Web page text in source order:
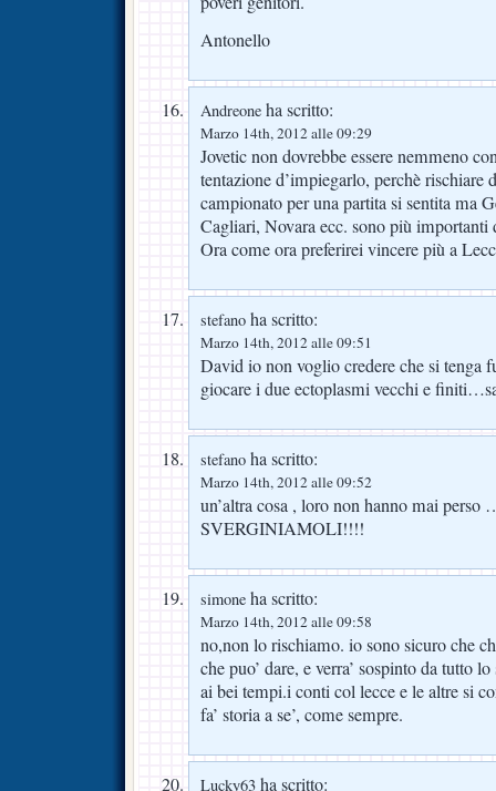
Antonello
Andreone ha scritto:
Marzo 14th, 2012 alle 09:29
Jovetic non dovrebbe essere nemmeno
tentazione d’impiegarlo, perchè rischiare
campionato per una partita si sentita ma
Cagliari, Novara ecc. sono più importanti
Ora come ora preferirei vincere più a
stefano ha scritto:
Marzo 14th, 2012 alle 09:51
David io non voglio credere che si tenga
giocare i due ectoplasmi vecchi e
stefano ha scritto:
Marzo 14th, 2012 alle 09:52
un’altra cosa , loro non hanno mai
SVERGINIAMOLI!!!!
simone ha scritto:
Marzo 14th, 2012 alle 09:58
no,non lo rischiamo. io sono sicuro che
che puo’ dare, e verra’ sospinto da tutto
ai bei tempi.i conti col lecce e le altre si
fa’ storia a se’, come sempre.
Lucky63 ha scritto: